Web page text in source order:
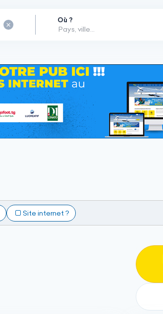
Où ?
Site internet ?